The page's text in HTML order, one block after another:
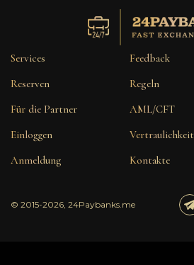
Services
Reserven
Für die Partner
Einloggen
Anmeldung
Feedback
Regeln
AML/CFT
Vertraulichkeit
Kontakte
© 2015-2026, 24Paybanks.me